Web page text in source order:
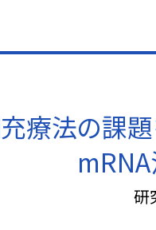
充療法の課
研